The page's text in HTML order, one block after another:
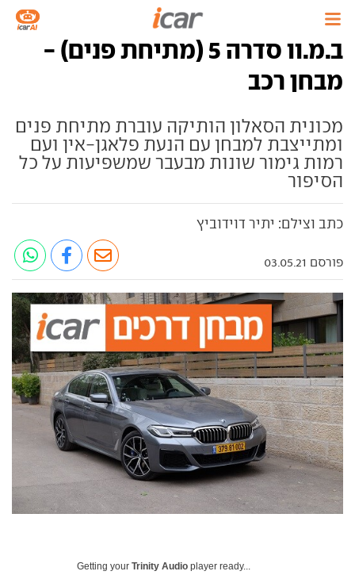
ב.מ.וו סדרה 5 (מתיחת פנים) -
מבחן רכב
מכונית הסאלון הותיקה עוברת מתיחת פנים
ומתייצבת למבחן עם הנעת פלאגן-אין ועם
רמות גימור שונות מבעבר שמשפיעות על כל
הסיפור
כתב וצילם: יתיר דוידוביץ
פורסם 03.05.21
Getting your Trinity Audio player ready...